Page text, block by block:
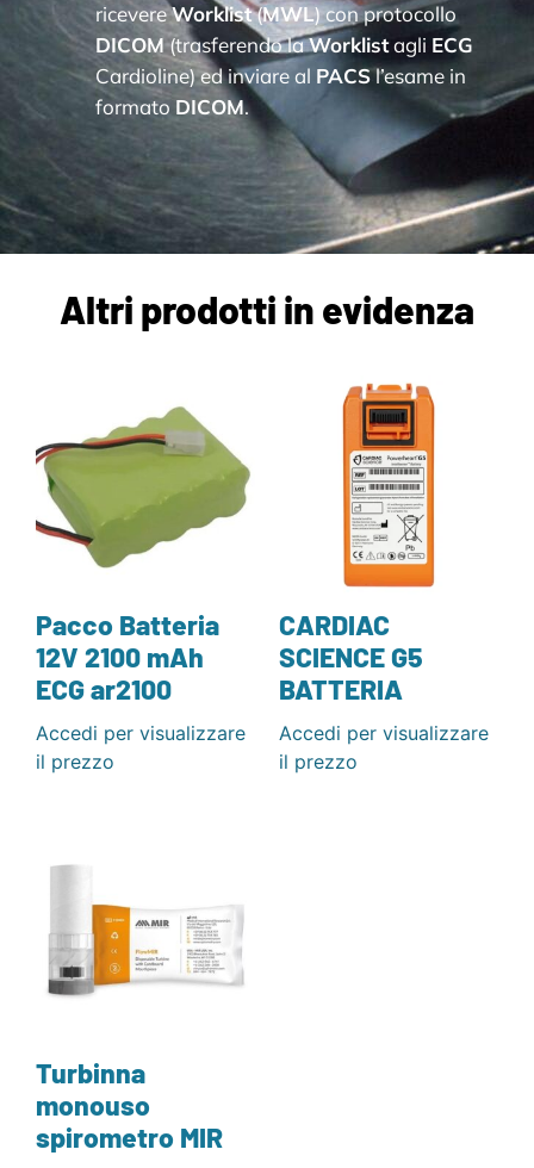
ricevereWorklist(MWL) con protocollo
DICOM(trasferendo laWorklistagli ECG
Cardioline) ed inviare al PACSl’esame in
formatoDICOM.
Altri prodotti in evidenza
Pacco Batteria
12V 2100 mAh
ECG ar2100
Accedi per visualizzare
il prezzo
CARDIAC
SCIENCE G5
BATTERIA
Accedi per visualizzare
il prezzo
Turbinna
monouso
spirometro MIR